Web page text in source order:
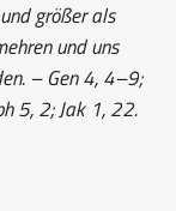
größer als
und uns
– Gen 4, 4–9;
5, 2; Jak 1, 22.